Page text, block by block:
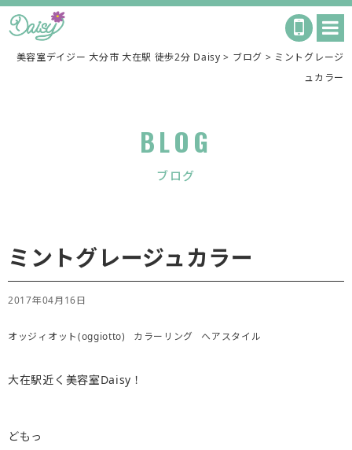
美容室デイジー 大分市 大在駅 徒歩2分 Daisy > ブログ > ミントグレージ
ュカラー
BLOG
ブログ
ミントグレージュカラー
2017年04月16日
オッジィオット(oggiotto) カラーリング ヘアスタイル
大在駅近く美容室Daisy！
どもっ